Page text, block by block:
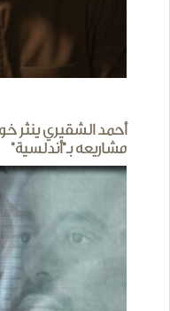
أحمد الشقيري ينثر
مشاريعه بـ"أندلسية"